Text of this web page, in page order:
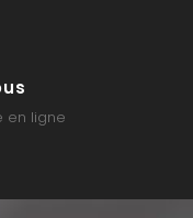
en ligne